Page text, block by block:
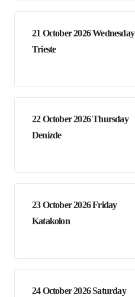
21 October 2026 Wednesday
Trieste
22 October 2026 Thursday
Denizde
23 October 2026 Friday
Katakolon
24 October 2026 Saturday